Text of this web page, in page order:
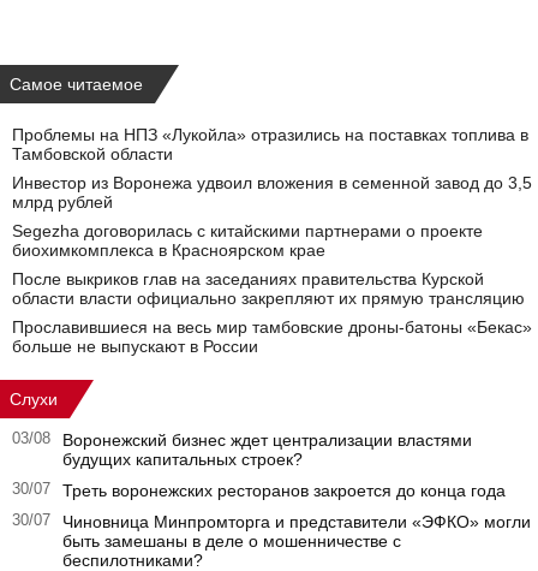
Самое читаемое
Проблемы на НПЗ «Лукойла» отразились на поставках топлива в
Тамбовской области
Инвестор из Воронежа удвоил вложения в семенной завод до 3,5
млрд рублей
Segezha договорилась с китайскими партнерами о проекте
биохимкомплекса в Красноярском крае
После выкриков глав на заседаниях правительства Курской
области власти официально закрепляют их прямую трансляцию
Прославившиеся на весь мир тамбовские дроны-батоны «Бекас»
больше не выпускают в России
Слухи
03/08
Воронежский бизнес ждет централизации властями
будущих капитальных строек?
30/07 Треть воронежских ресторанов закроется до конца года
30/07
Чиновница Минпромторга и представители «ЭФКО» могли
быть замешаны в деле о мошенничестве с
беспилотниками?